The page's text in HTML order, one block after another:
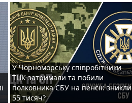
У Чорноморську співробітники
ТЦК затримали та побили
полковника СБУ на пенсії: зникли
55 тисяч?